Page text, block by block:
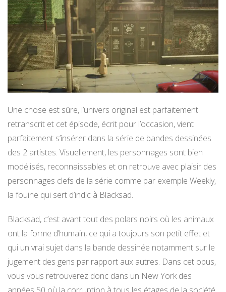
Une chose est sûre, l’univers original est parfaitement
retranscrit et cet épisode, écrit pour l’occasion, vient
parfaitement s’insérer dans la série de bandes dessinées
des 2 artistes. Visuellement, les personnages sont bien
modélisés, reconnaissables et on retrouve avec plaisir des
personnages clefs de la série comme par exemple Weekly,
la fouine qui sert d’indic à Blacksad.
Blacksad, c’est avant tout des polars noirs où les animaux
ont la forme d’humain, ce qui a toujours son petit effet et
qui un vrai sujet dans la bande dessinée notamment sur le
jugement des gens par rapport aux autres. Dans cet opus,
vous vous retrouverez donc dans un New York des